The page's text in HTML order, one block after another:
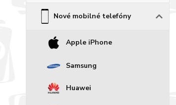
Nové mobilné telefóny
Apple iPhone
Samsung
Huawei